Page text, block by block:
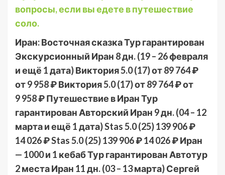
вопросы, если вы едете в путешествие
соло.
Иран: Восточная сказка Тур гарантирован
Экскурсионный Иран 8 дн.(19 – 26 февраля
и ещё 1 дата)Виктория 5.0(17)от 89 764 ₽
от 9 958 ₽Виктория 5.0(17)от 89 764 ₽от
9 958 ₽Путешествие в Иран Тур
гарантирован Авторский Иран 9 дн.(04 – 12
марта и ещё 1 дата)Stas 5.0(25)139 906 ₽
14 026 ₽Stas 5.0(25)139 906 ₽14 026 ₽Иран
— 1000 и 1 кебаб Тур гарантирован Автотур
2 места Иран 11 дн.(03 – 13 марта)Сергей